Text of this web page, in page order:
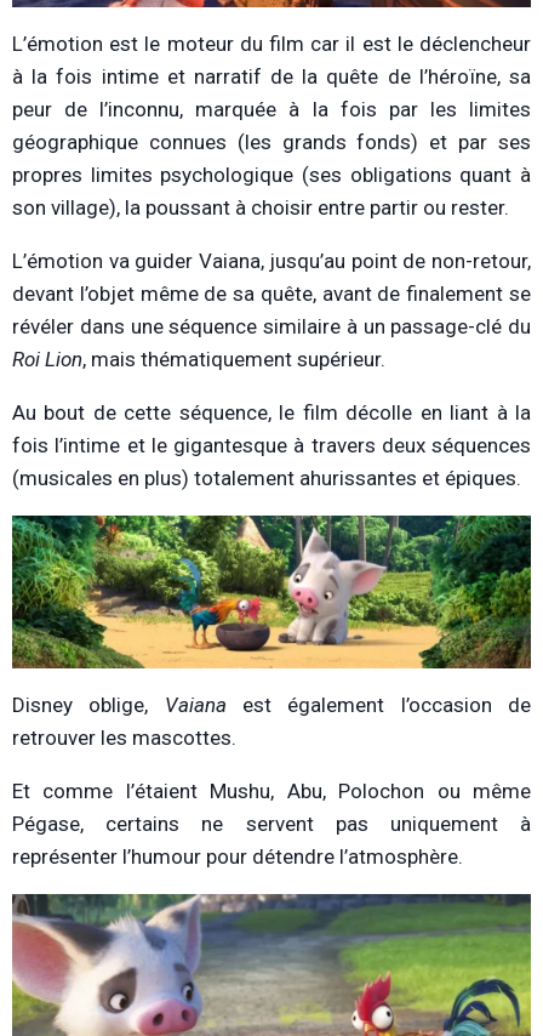
L’émotion est le moteur du film car il est le déclencheur
à la fois intime et narratif de la quête de l’héroïne, sa
peur de l’inconnu, marquée à la fois par les limites
géographique connues (les grands fonds) et par ses
propres limites psychologique (ses obligations quant à
son village), la poussant à choisir entre partir ou rester.
L’émotion va guider Vaiana, jusqu’au point de non-retour,
devant l’objet même de sa quête, avant de finalement se
révéler dans une séquence similaire à un passage-clé du
Roi Lion, mais thématiquement supérieur.
Au bout de cette séquence, le film décolle en liant à la
fois l’intime et le gigantesque à travers deux séquences
(musicales en plus) totalement ahurissantes et épiques.
Disney oblige, Vaiana est également l’occasion de
retrouver les mascottes.
Et comme l’étaient Mushu, Abu, Polochon ou même
Pégase, certains ne servent pas uniquement à
représenter l’humour pour détendre l’atmosphère.